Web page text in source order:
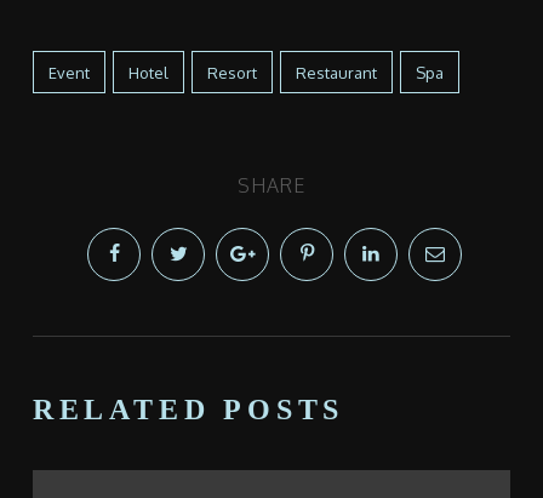
Event Hotel Resort Restaurant Spa
SHARE
RELATED POSTS